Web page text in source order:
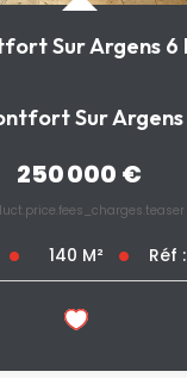
Sur Argens
250 000 €
140 M² Réf :